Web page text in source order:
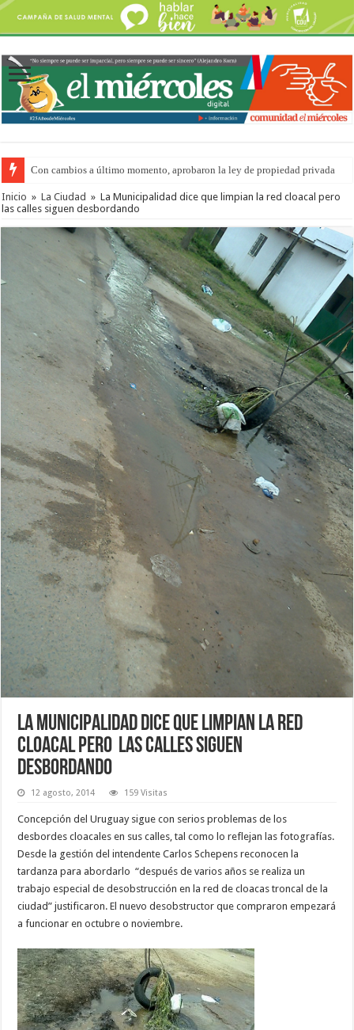
Con cambios a último momento, aprobaron la ley de propiedad privada
Del viernes 7 al domingo 9 de agosto: la agenda ¿A dónde ir? para este
Inicio » La Ciudad » La Municipalidad dice que limpian la red cloacal pero
las calles siguen desbordando
La Municipalidad dice que limpian la red
cloacal pero las calles siguen
desbordando
12 agosto, 2014 159 Visitas
Concepción del Uruguay sigue con serios problemas de los
desbordes cloacales en sus calles, tal como lo reflejan las fotografías.
Desde la gestión del intendente Carlos Schepens reconocen la
tardanza para abordarlo “después de varios años se realiza un
trabajo especial de desobstrucción en la red de cloacas troncal de la
ciudad” justificaron. El nuevo desobstructor que compraron empezará
a funcionar en octubre o noviembre.